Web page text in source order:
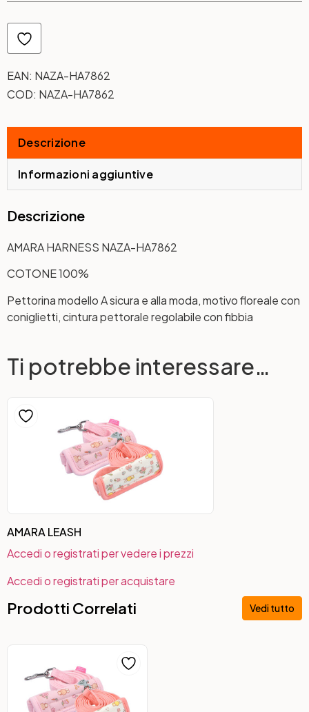
EAN: NAZA-HA7862
COD: NAZA-HA7862
Descrizione
Informazioni aggiuntive
Descrizione
AMARA HARNESS NAZA-HA7862
COTONE 100%
Pettorina modello A sicura e alla moda, motivo floreale con
coniglietti, cintura pettorale regolabile con fibbia
Ti potrebbe interessare…
AMARA LEASH
Accedi o registrati per vedere i prezzi
Accedi o registrati per acquistare
Prodotti Correlati Vedi tutto